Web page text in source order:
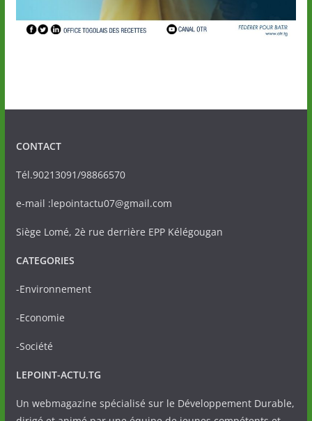
CONTACT
Tél.90213091/98866570
e-mail :lepointactu07@gmail.com
Siège Lomé, 2è rue derrière EPP Kélégougan
CATEGORIES
-Environnement
-Economie
-Société
LEPOINT-ACTU.TG
Un webmagazine spécialisé sur le Développement Durable,